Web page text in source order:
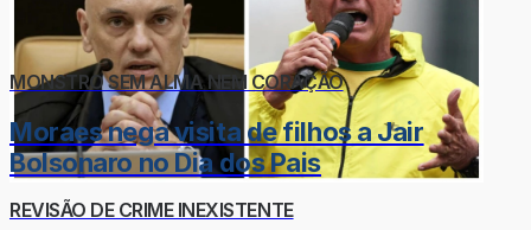
MONSTRO SEM ALMA NEM CORAÇÃO
Moraes nega visita de filhos a Jair
Bolsonaro no Dia dos Pais
REVISÃO DE CRIME INEXISTENTE